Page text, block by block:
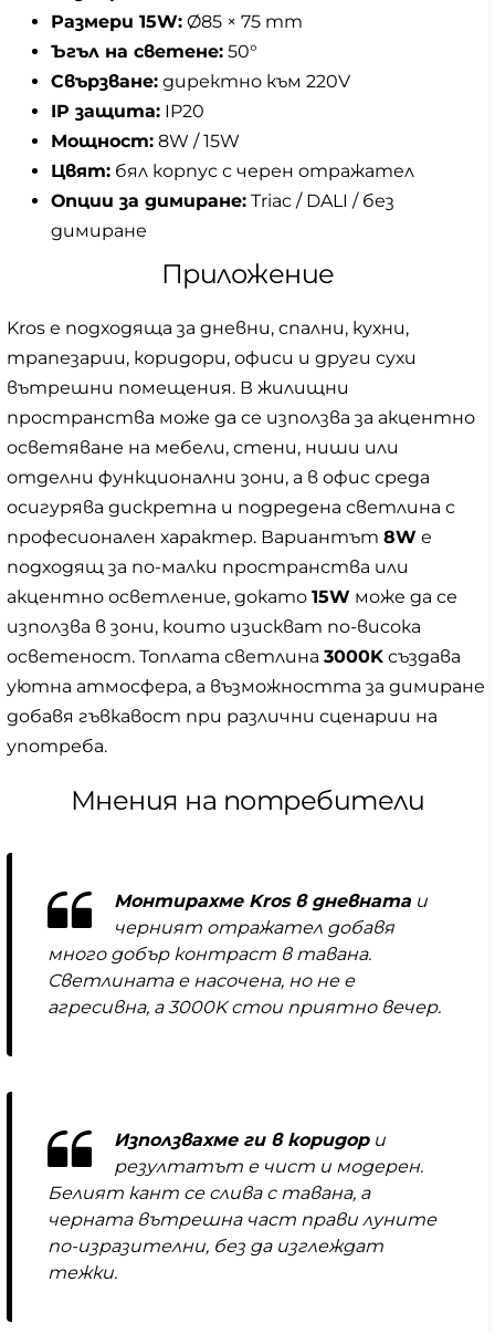
Размери 15W: Ø85 × 75 mm
Ъгъл на светене: 50°
Свързване: директно към 220V
IP защита: IP20
Мощност: 8W / 15W
Цвят: бял корпус с черен отражател
Опции за димиране: Triac / DALI / без
димиране
Приложение
Kros е подходяща за дневни, спални, кухни,
трапезарии, коридори, офиси и други сухи
вътрешни помещения. В жилищни
пространства може да се използва за акцентно
осветяване на мебели, стени, ниши или
отделни функционални зони, а в офис среда
осигурява дискретна и подредена светлина с
професионален характер. Вариантът 8W е
подходящ за по-малки пространства или
акцентно осветление, докато 15W може да се
използва в зони, които изискват по-висока
осветеност. Топлата светлина 3000K създава
уютна атмосфера, а възможността за димиране
добавя гъвкавост при различни сценарии на
употреба.
Мнения на потребители
Монтирахме Kros в дневната и
черният отражател добавя
много добър контраст в тавана.
Светлината е насочена, но не е
агресивна, а 3000K стои приятно вечер.
Използвахме ги в коридори
резултатът е чист и модерен.
Белият кант се слива с тавана, а
черната вътрешна част прави луните
по-изразителни, без да изглеждат
тежки.